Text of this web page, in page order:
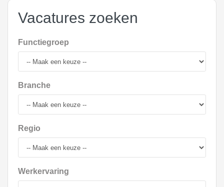
Vacatures zoeken
Functiegroep
Branche
Regio
Werkervaring